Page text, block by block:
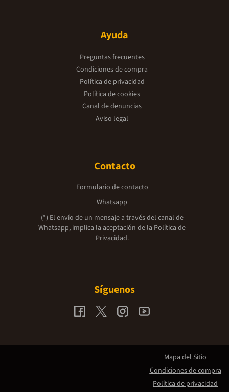
Ayuda
Preguntas frecuentes
Condiciones de compra
Política de privacidad
Política de cookies
Canal de denuncias
Aviso legal
Contacto
Formulario de contacto
Whatsapp
(*) El envío de un mensaje a través del canal de
Whatsapp, implica la aceptación de la Política de
Privacidad.
Síguenos
Mapa del Sitio
Condiciones de compra
Política de privacidad